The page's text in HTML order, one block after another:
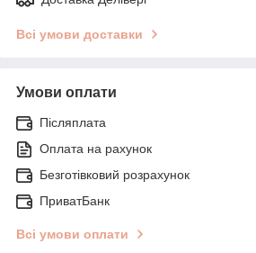
Всі умови доставки
Умови оплати
Післяплата
Оплата на рахунок
Безготівковий розрахунок
ПриватБанк
Всі умови оплати